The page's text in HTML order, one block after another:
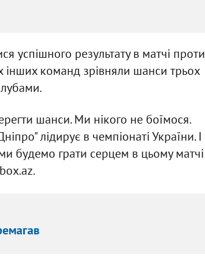
успішного результату в матчі проти
інших команд зрівняли шанси трьох
шанси. Ми нікого не боїмося.
лідирує в чемпіонаті України. І
будемо грати серцем в цьому матчі